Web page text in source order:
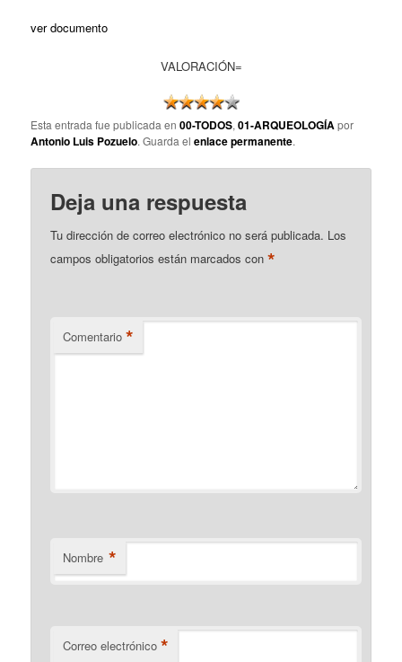
ver documento
VALORACIÓN=
Esta entrada fue publicada en00-TODOS,01-ARQUEOLOGÍApor
Antonio Luis Pozuelo. Guarda elenlace permanente.
Deja una respuesta
Tu dirección de correo electrónico no será publicada. Los
campos obligatorios están marcados con*
Comentario *
Nombre *
Correo electrónico *